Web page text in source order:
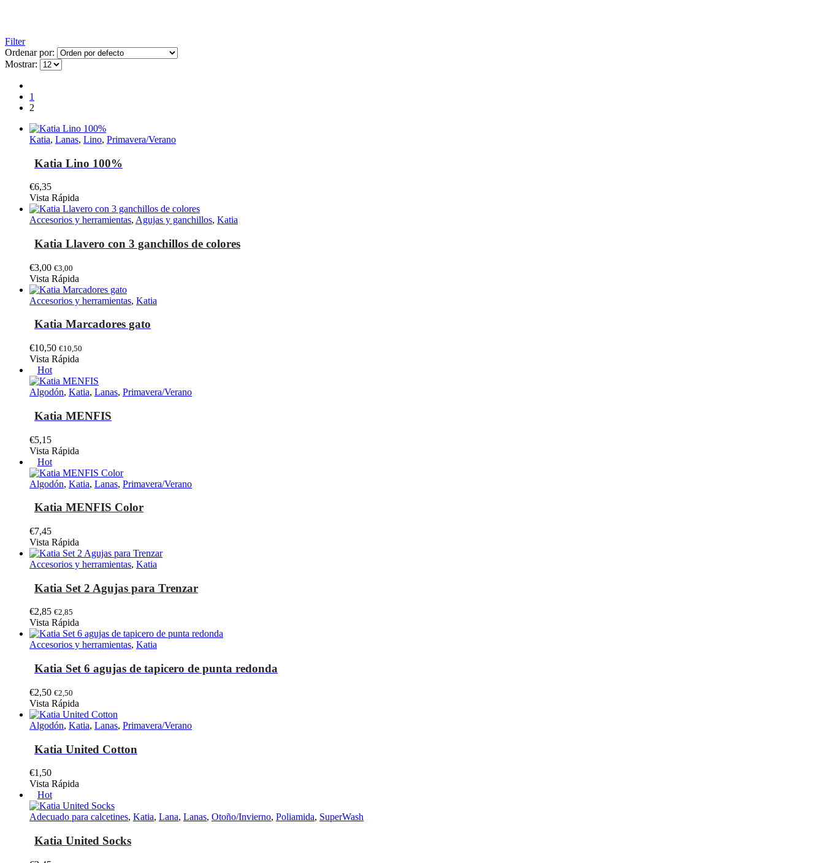
Filter
Ordenar por:
Mostrar:
1
2
Katia, Lanas, Lino, Primavera/Verano
Katia Lino 100%
€6,35
Este
producto
tiene
variantes.
Las
opciones
se
pueden
elegir
en
la
página
producto
Vista Rápida
Accesorios y herramientas, Agujas y ganchillos, Katia
Katia Llavero con 3 ganchillos de colores
€3,00 €3,00
Vista Rápida
Accesorios y herramientas, Katia
Katia Marcadores gato
€10,50 €10,50
Vista Rápida
Hot
Algodón, Katia, Lanas, Primavera/Verano
Katia MENFIS
€5,15
Este
producto
tiene
múltiples
Las
se
pueden
elegir
en
la
página
de
Vista Rápida
Hot
Algodón, Katia, Lanas, Primavera/Verano
Katia MENFIS Color
€7,45
Este
producto
tiene
variantes.
Las
opciones
se
pueden
elegir
en
la
página
producto
Vista Rápida
Accesorios y herramientas, Katia
Katia Set 2 Agujas para Trenzar
€2,85 €2,85
Vista Rápida
Accesorios y herramientas, Katia
Katia Set 6 agujas de tapicero de punta redonda
€2,50 €2,50
Vista Rápida
Algodón, Katia, Lanas, Primavera/Verano
Katia United Cotton
€1,50
Este
producto
tiene
múltiples
Las
opciones
se
Vista Rápida
Hot
Adecuado para calcetines, Katia, Lana, Lanas, Otoño/Invierno, Poliamida, SuperWash
Katia United Socks